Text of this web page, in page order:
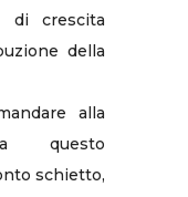
di crescita
della
alla
questo
schietto,